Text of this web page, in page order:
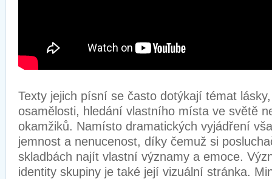
Texty jejich písní se často dotýkají témat
osamělosti, hledání vlastního místa ve světě
okamžiků. Namísto dramatických vyjádření
jemnost a nenucenost, díky čemuž si
skladbách najít vlastní významy a emoce.
identity skupiny je také její vizuální stránka.